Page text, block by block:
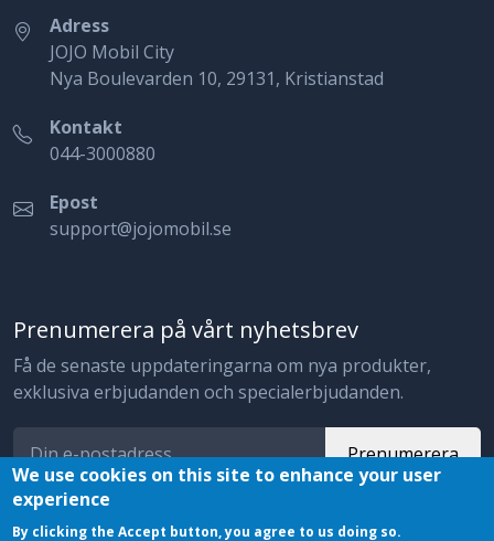
Adress
JOJO Mobil City
Nya Boulevarden 10, 29131, Kristianstad
Kontakt
044-3000880
Epost
support@jojomobil.se
Prenumerera på vårt nyhetsbrev
Få de senaste uppdateringarna om nya produkter,
exklusiva erbjudanden och specialerbjudanden.
Prenumerera
We use cookies on this site to enhance your user
experience
By clicking the Accept button, you agree to us doing so.